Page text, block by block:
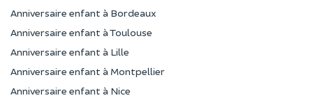
Anniversaire enfant à Bordeaux
Anniversaire enfant à Toulouse
Anniversaire enfant à Lille
Anniversaire enfant à Montpellier
Anniversaire enfant à Nice